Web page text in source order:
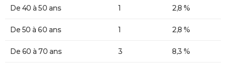
De 40 à 50 ans 1 2,8 %
De 50 à 60 ans 1 2,8 %
De 60 à 70 ans 3 8,3 %